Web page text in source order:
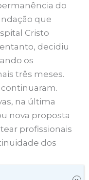
do
que
Cristo
entanto, decidiu
os
três meses.
na última
nova proposta
profissionais
dos